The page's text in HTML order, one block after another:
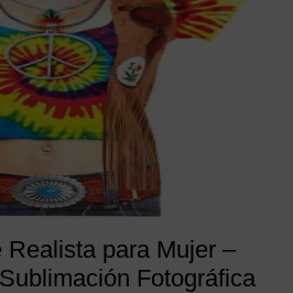
opciones
se
pueden
elegir
en
la
página
de
para Mujer –
Fotográfica